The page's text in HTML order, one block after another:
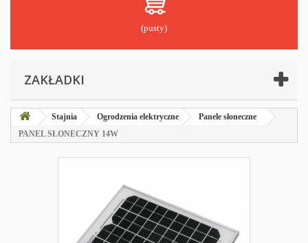
(pusty)
ZAKŁADKI
Stajnia Ogrodzenia elektryczne
Panele słoneczne
PANEL SŁONECZNY 14W